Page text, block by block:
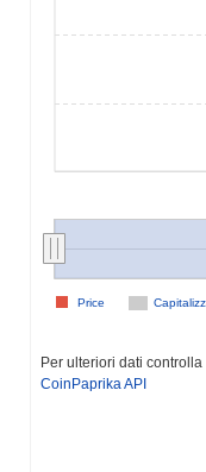
Price
Per ulteriori dati controlla
CoinPaprika API